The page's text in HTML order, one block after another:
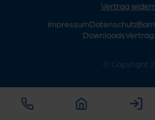
Vertrag
ImpressumDatenschutz
DownloadsVertrag
© Copyright